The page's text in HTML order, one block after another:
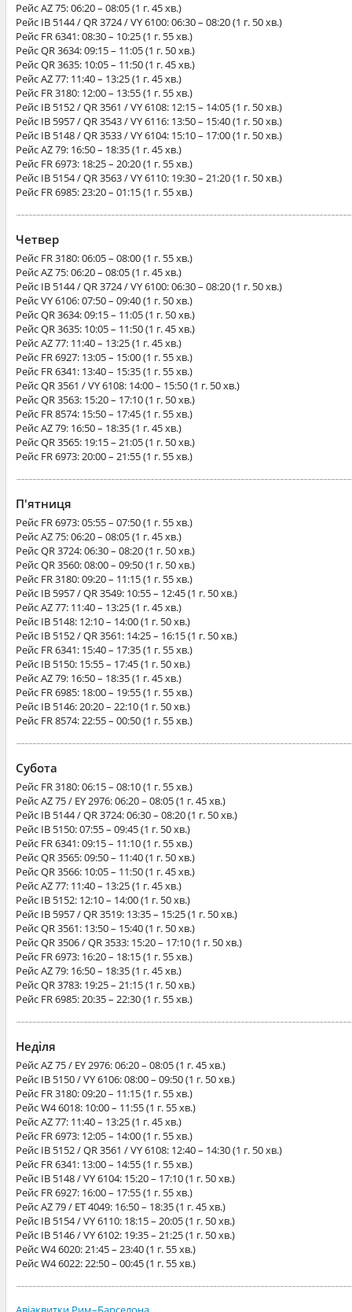
РейсAZ 75: 06:20 – 08:05 (1 г. 45 хв.)
Рейс IB 5144 / QR 3724 / VY 6100: 06:30 – 08:20 (1 г. 50 хв.)
Рейс FR 6341: 08:30 – 10:25 (1 г. 55 хв.)
РейсQR 3634: 09:15 – 11:05 (1 г. 50 хв.)
РейсQR 3635: 10:05 – 11:50 (1 г. 45 хв.)
РейсAZ 77: 11:40 – 13:25 (1 г. 45 хв.)
Рейс FR 3180: 12:00 – 13:55 (1 г. 55 хв.)
Рейс IB 5152 / QR 3561 / VY 6108: 12:15 – 14:05 (1 г. 50 хв.)
Рейс IB 5957 / QR 3543 / VY 6116: 13:50 – 15:40 (1 г. 50 хв.)
Рейс IB 5148 / QR 3533 / VY 6104: 15:10 – 17:00 (1 г. 50 хв.)
РейсAZ 79: 16:50 – 18:35 (1 г. 45 хв.)
Рейс FR 6973: 18:25 – 20:20 (1 г. 55 хв.)
Рейс IB 5154 / QR 3563 / VY 6110: 19:30 – 21:20 (1 г. 50 хв.)
Рейс FR 6985: 23:20 – 01:15 (1 г. 55 хв.)
Четвер
Рейс FR 3180: 06:05 – 08:00 (1 г. 55 хв.)
РейсAZ 75: 06:20 – 08:05 (1 г. 45 хв.)
Рейс IB 5144 / QR 3724 / VY 6100: 06:30 – 08:20 (1 г. 50 хв.)
РейсVY 6106: 07:50 – 09:40 (1 г. 50 хв.)
РейсQR 3634: 09:15 – 11:05 (1 г. 50 хв.)
РейсQR 3635: 10:05 – 11:50 (1 г. 45 хв.)
РейсAZ 77: 11:40 – 13:25 (1 г. 45 хв.)
Рейс FR 6927: 13:05 – 15:00 (1 г. 55 хв.)
Рейс FR 6341: 13:40 – 15:35 (1 г. 55 хв.)
РейсQR 3561 / VY 6108: 14:00 – 15:50 (1 г. 50 хв.)
РейсQR 3563: 15:20 – 17:10 (1 г. 50 хв.)
Рейс FR 8574: 15:50 – 17:45 (1 г. 55 хв.)
РейсAZ 79: 16:50 – 18:35 (1 г. 45 хв.)
РейсQR 3565: 19:15 – 21:05 (1 г. 50 хв.)
Рейс FR 6973: 20:00 – 21:55 (1 г. 55 хв.)
П'ятниця
Рейс FR 6973: 05:55 – 07:50 (1 г. 55 хв.)
РейсAZ 75: 06:20 – 08:05 (1 г. 45 хв.)
РейсQR 3724: 06:30 – 08:20 (1 г. 50 хв.)
РейсQR 3560: 08:00 – 09:50 (1 г. 50 хв.)
Рейс FR 3180: 09:20 – 11:15 (1 г. 55 хв.)
Рейс IB 5957 / QR 3549: 10:55 – 12:45 (1 г. 50 хв.)
РейсAZ 77: 11:40 – 13:25 (1 г. 45 хв.)
Рейс IB 5148: 12:10 – 14:00 (1 г. 50 хв.)
Рейс IB 5152 / QR 3561: 14:25 – 16:15 (1 г. 50 хв.)
Рейс FR 6341: 15:40 – 17:35 (1 г. 55 хв.)
Рейс IB 5150: 15:55 – 17:45 (1 г. 50 хв.)
РейсAZ 79: 16:50 – 18:35 (1 г. 45 хв.)
Рейс FR 6985: 18:00 – 19:55 (1 г. 55 хв.)
Рейс IB 5146: 20:20 – 22:10 (1 г. 50 хв.)
Рейс FR 8574: 22:55 – 00:50 (1 г. 55 хв.)
Субота
Рейс FR 3180: 06:15 – 08:10 (1 г. 55 хв.)
РейсAZ 75 / EY 2976: 06:20 – 08:05 (1 г. 45 хв.)
Рейс IB 5144 / QR 3724: 06:30 – 08:20 (1 г. 50 хв.)
Рейс IB 5150: 07:55 – 09:45 (1 г. 50 хв.)
Рейс FR 6341: 09:15 – 11:10 (1 г. 55 хв.)
РейсQR 3565: 09:50 – 11:40 (1 г. 50 хв.)
РейсQR 3566: 10:05 – 11:50 (1 г. 45 хв.)
РейсAZ 77: 11:40 – 13:25 (1 г. 45 хв.)
Рейс IB 5152: 12:10 – 14:00 (1 г. 50 хв.)
Рейс IB 5957 / QR 3519: 13:35 – 15:25 (1 г. 50 хв.)
РейсQR 3561: 13:50 – 15:40 (1 г. 50 хв.)
РейсQR 3506 / QR 3533: 15:20 – 17:10 (1 г. 50 хв.)
Рейс FR 6973: 16:20 – 18:15 (1 г. 55 хв.)
РейсAZ 79: 16:50 – 18:35 (1 г. 45 хв.)
РейсQR 3783: 19:25 – 21:15 (1 г. 50 хв.)
Рейс FR 6985: 20:35 – 22:30 (1 г. 55 хв.)
Неділя
РейсAZ 75 / EY 2976: 06:20 – 08:05 (1 г. 45 хв.)
Рейс IB 5150 / VY 6106: 08:00 – 09:50 (1 г. 50 хв.)
Рейс FR 3180: 09:20 – 11:15 (1 г. 55 хв.)
РейсW4 6018: 10:00 – 11:55 (1 г. 55 хв.)
РейсAZ 77: 11:40 – 13:25 (1 г. 45 хв.)
Рейс FR 6973: 12:05 – 14:00 (1 г. 55 хв.)
Рейс IB 5152 / QR 3561 / VY 6108: 12:40 – 14:30 (1 г. 50 хв.)
Рейс FR 6341: 13:00 – 14:55 (1 г. 55 хв.)
Рейс IB 5148 / VY 6104: 15:20 – 17:10 (1 г. 50 хв.)
Рейс FR 6927: 16:00 – 17:55 (1 г. 55 хв.)
РейсAZ 79 / ET 4049: 16:50 – 18:35 (1 г. 45 хв.)
Рейс IB 5154 / VY 6110: 18:15 – 20:05 (1 г. 50 хв.)
Рейс IB 5146 / VY 6102: 19:35 – 21:25 (1 г. 50 хв.)
РейсW4 6020: 21:45 – 23:40 (1 г. 55 хв.)
РейсW4 6022: 22:50 – 00:45 (1 г. 55 хв.)